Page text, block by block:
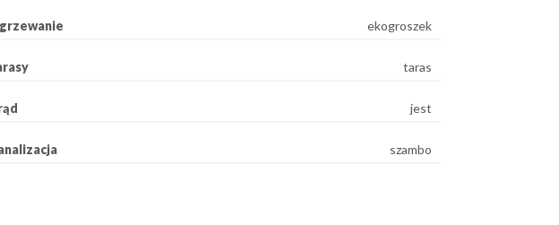
ekogroszek
taras
jest
szambo